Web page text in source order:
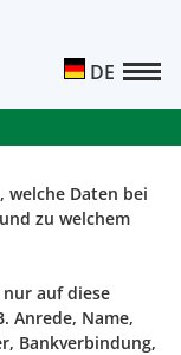
DE
Daten bei
zu welchem
auf diese
Anrede, Name,
Bankverbindung,